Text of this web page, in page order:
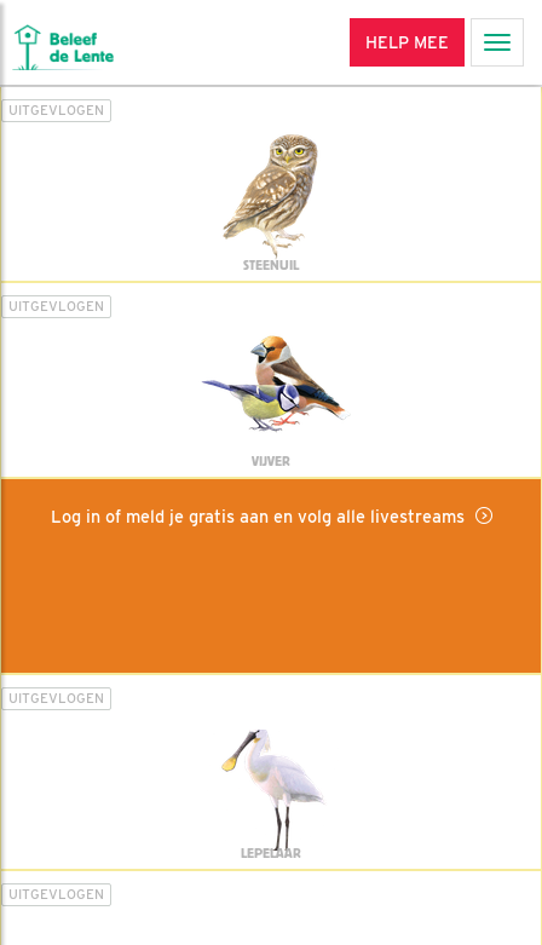
HELP MEE
UITGEVLOGEN
STEENUIL
UITGEVLOGEN
VIJVER
Log in of meld je gratis aan en volg alle livestreams
UITGEVLOGEN
LEPELAAR
UITGEVLOGEN